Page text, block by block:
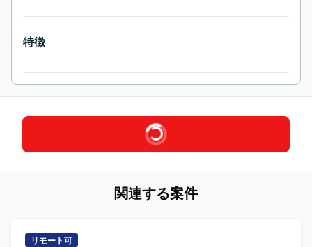
特徴
関連する案件
リモート可